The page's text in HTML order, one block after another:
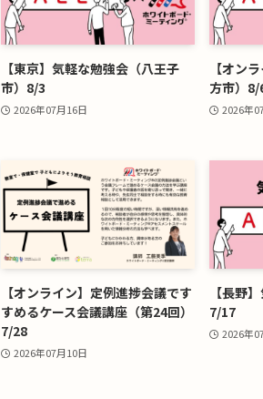
【東京】気軽な勉強会（八王子
市）8/3
2026年07月16日
【オン
方市）8/
2026年
【オンライン】定例進捗会議です
すめるケース会議講座（第24回）
7/28
2026年07月10日
【長野
7/17
2026年